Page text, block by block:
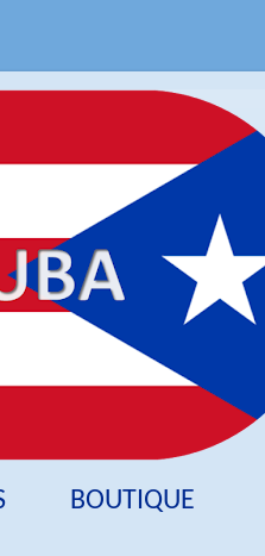
BOUTIQUE